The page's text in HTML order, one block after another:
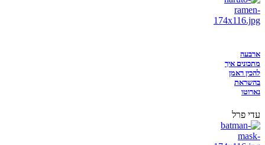
ארבעה
מתכונים איך
להכין ראמן
בהשראת
נארוטו
עדי פרל